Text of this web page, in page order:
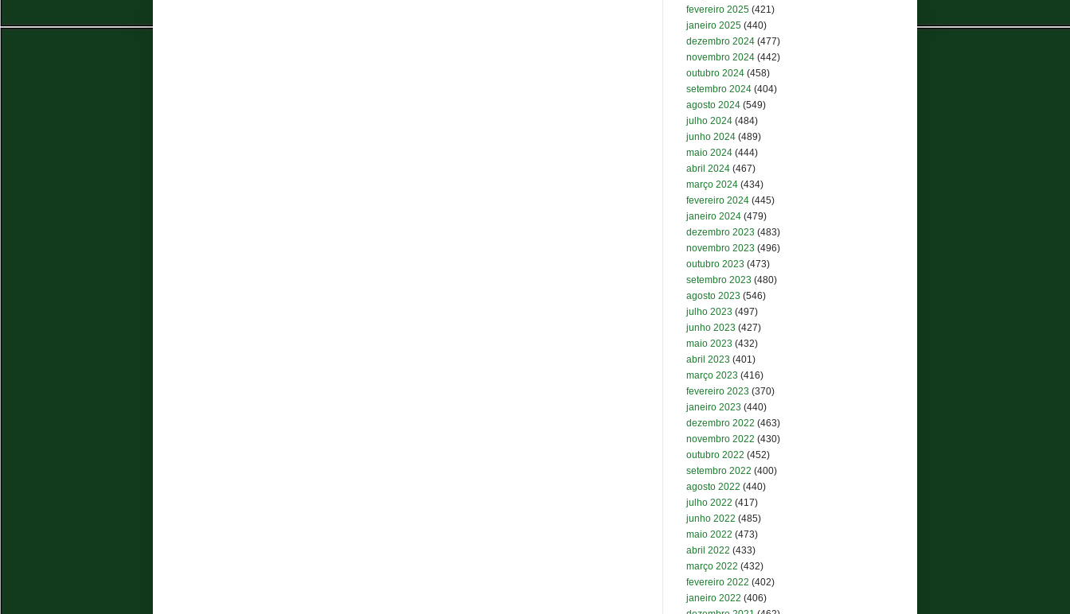
fevereiro 2025 (421)
janeiro 2025 (440)
dezembro 2024 (477)
novembro 2024 (442)
outubro 2024 (458)
setembro 2024 (404)
agosto 2024 (549)
julho 2024 (484)
junho 2024 (489)
maio 2024 (444)
abril 2024 (467)
março 2024 (434)
fevereiro 2024 (445)
janeiro 2024 (479)
dezembro 2023 (483)
novembro 2023 (496)
outubro 2023 (473)
setembro 2023 (480)
agosto 2023 (546)
julho 2023 (497)
junho 2023 (427)
maio 2023 (432)
abril 2023 (401)
março 2023 (416)
fevereiro 2023 (370)
janeiro 2023 (440)
dezembro 2022 (463)
novembro 2022 (430)
outubro 2022 (452)
setembro 2022 (400)
agosto 2022 (440)
julho 2022 (417)
junho 2022 (485)
maio 2022 (473)
abril 2022 (433)
março 2022 (432)
fevereiro 2022 (402)
janeiro 2022 (406)